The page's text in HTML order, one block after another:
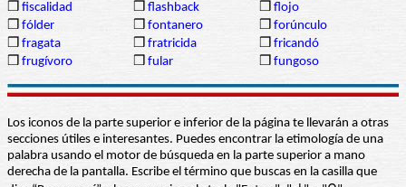
❒ fiscalidad ❒ flashback ❒ flojo
❒ fólder ❒ fontanero ❒ forúnculo
❒ fragata ❒ fratricida ❒ fricandó
❒ frugívoro ❒ fular ❒ fungoso
Los iconos de la parte superior e inferior de la página te llevarán a otras
secciones útiles e interesantes. Puedes encontrar la etimología de una
palabra usando el motor de búsqueda en la parte superior a mano
derecha de la pantalla. Escribe el término que buscas en la casilla que